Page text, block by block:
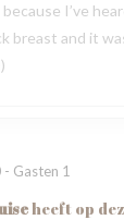
I’ve
breast and it
Gasten 1
heeft op